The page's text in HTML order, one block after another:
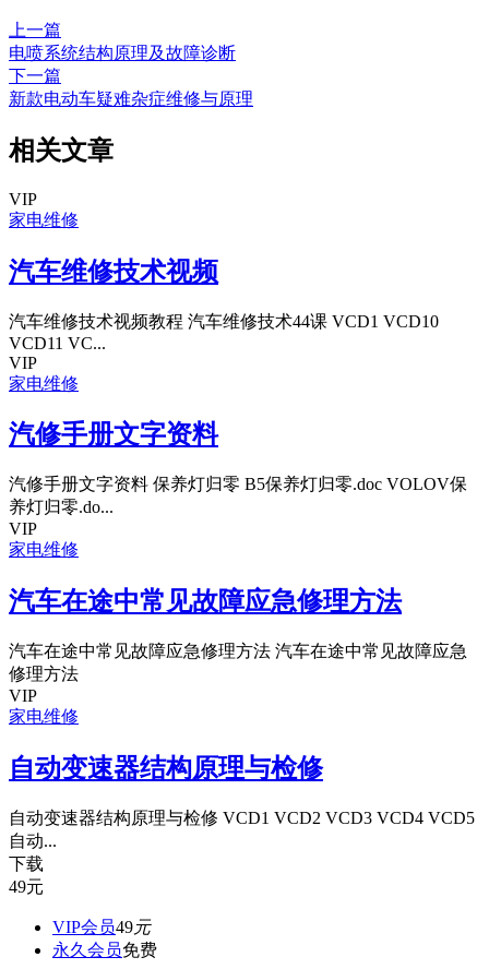
上一篇
电喷系统结构原理及故障诊断
下一篇
新款电动车疑难杂症维修与原理
相关文章
VIP
家电维修
汽车维修技术视频
汽车维修技术视频教程 汽车维修技术44课 VCD1 VCD10
VCD11 VC...
VIP
家电维修
汽修手册文字资料
汽修手册文字资料 保养灯归零 B5保养灯归零.doc VOLOV保
养灯归零.do...
VIP
家电维修
汽车在途中常见故障应急修理方法
汽车在途中常见故障应急修理方法 汽车在途中常见故障应急
修理方法
VIP
家电维修
自动变速器结构原理与检修
自动变速器结构原理与检修 VCD1 VCD2 VCD3 VCD4 VCD5
自动...
下载
49元
VIP会员49元
永久会员免费